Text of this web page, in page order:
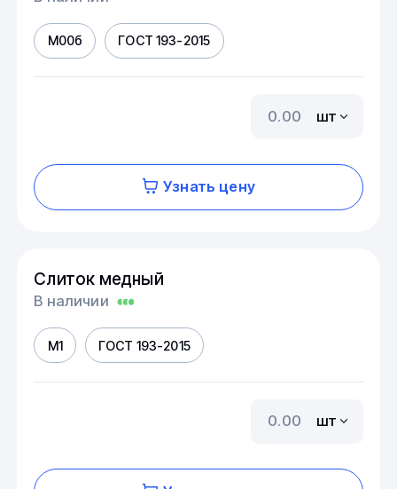
М00б ГОСТ 193-2015
шт
Узнать цену
Слиток медный
В наличии
М1 ГОСТ 193-2015
шт